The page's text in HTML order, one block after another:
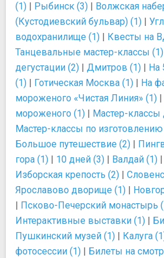
(1) | Рыбинск (3) | Волжская
(Кустодиевский бульвар) (1) |
водохранилище (1) | Квесты на
Танцевальные мастер-классы (1)
дегустации (2) | Дмитров (1) | На
(1) | Готическая Москва (1) | На
мороженого «Чистая Линия» (1) |
мороженого (1) | Мастер-классы
Мастер-классы по
Большое путешествие (2) |
гора (1) | 10 дней (3) | Валдай (1) |
Изборская крепость (2) |
Ярославово дворище (1) |
| Псково-Печерский монастырь
Интерактивные выставки (1) |
Пушкинский музей (1) | Калуга
фотосессии (1) | Билеты на